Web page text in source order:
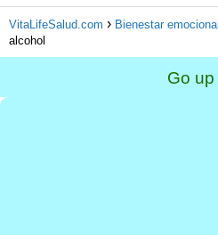
VitaLifeSalud.com Bienestar emocional
alcohol
Go up